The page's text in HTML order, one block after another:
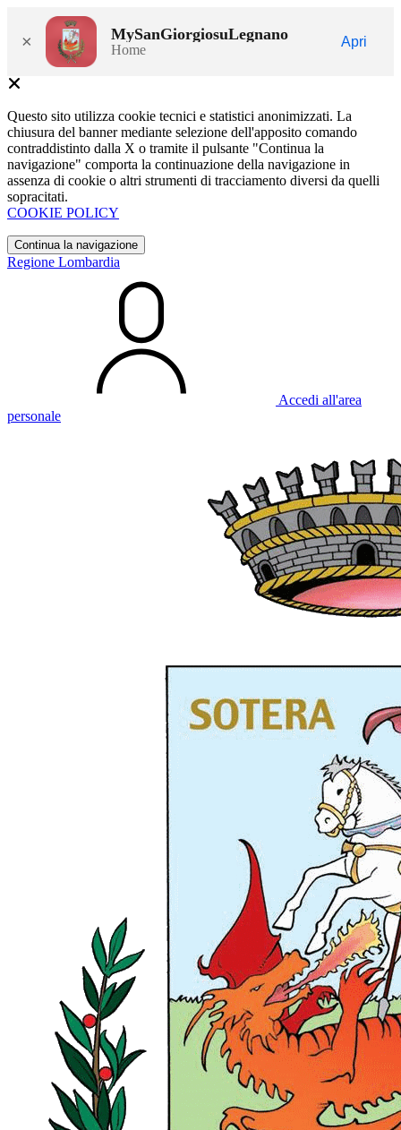
× MySanGiorgiosuLegnano
Home
Apri
Questo sito utilizza cookie tecnici e statistici anonimizzati. La
chiusura del banner mediante selezione dell'apposito comando
contraddistinto dalla X o tramite il pulsante "Continua la
navigazione" comporta la continuazione della navigazione in
assenza di cookie o altri strumenti di tracciamento diversi da quelli
sopracitati.
COOKIE POLICY
Continua la navigazione
Regione Lombardia
Accedi all'area
personale